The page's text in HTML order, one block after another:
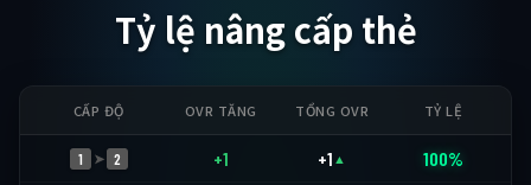
Tỷ lệ nâng cấp thẻ
CẤP ĐỘ OVR TĂNG TỔNG OVR TỶ LỆ
1 ➤ 2 +1 +1 ▲ 100%